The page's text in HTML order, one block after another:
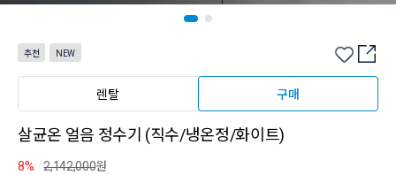
추천 NEW
렌탈 구매
살균온 얼음 정수기 (직수/냉온정/화이트)
8% 2,142,000원